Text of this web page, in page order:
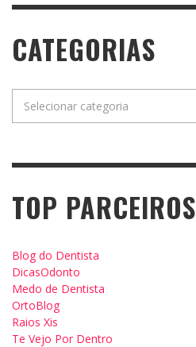
CATEGORIAS
TOP PARCEIROS
Blog do Dentista
DicasOdonto
Medo de Dentista
OrtoBlog
Raios Xis
Te Vejo Por Dentro